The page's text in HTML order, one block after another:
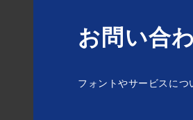
お問い合
フォントやサービスにつ